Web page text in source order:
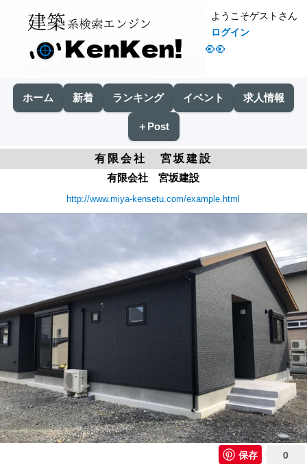
👀
ようこそゲストさん
ログイン
ホーム 新着 ランキング イベント 求人情報
＋Post
有限会社 宮坂建設
有限会社 宮坂建設
http://www.miya-kensetu.com/example.html
0
保存